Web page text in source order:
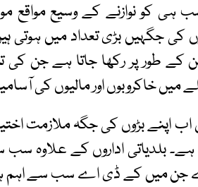
ہی کو نوازنے کے وسیع مواقع
کی جگہیں بڑی تعداد میں ہوتی
کے طور پر رکھا جاتا ہے جن کی
میں خاکروبوں اور مالیوں کی
اپنے بڑوں کی جگہ ملازمت
ہے۔ بلدیاتی اداروں کے
جن میں کے ڈی اے سب سے اہم ہے